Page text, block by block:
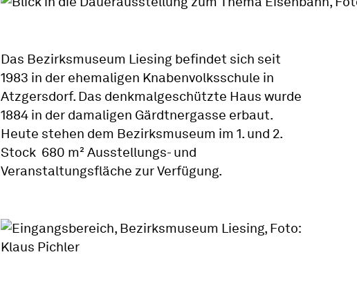
Das Bezirksmuseum Liesing befindet sich seit
1983 in der ehemaligen Knabenvolksschule in
Atzgersdorf. Das denkmalgeschützte Haus wurde
1884 in der damaligen Gärdtnergasse erbaut.
Heute stehen dem Bezirksmuseum im 1. und 2.
Stock 680 m² Ausstellungs- und
Veranstaltungsfläche zur Verfügung.